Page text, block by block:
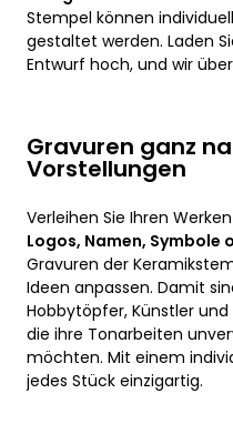
Stempel können
gestaltet werden. Laden
Entwurf hoch, und wir
Gravuren ganz
Vorstellungen
Verleihen Sie Ihren
Logos, Namen,
Gravuren der
Ideen anpassen. Damit
Hobbytöpfer, Künstler
die ihre Tonarbeiten
möchten. Mit einem
jedes Stück einzigartig.